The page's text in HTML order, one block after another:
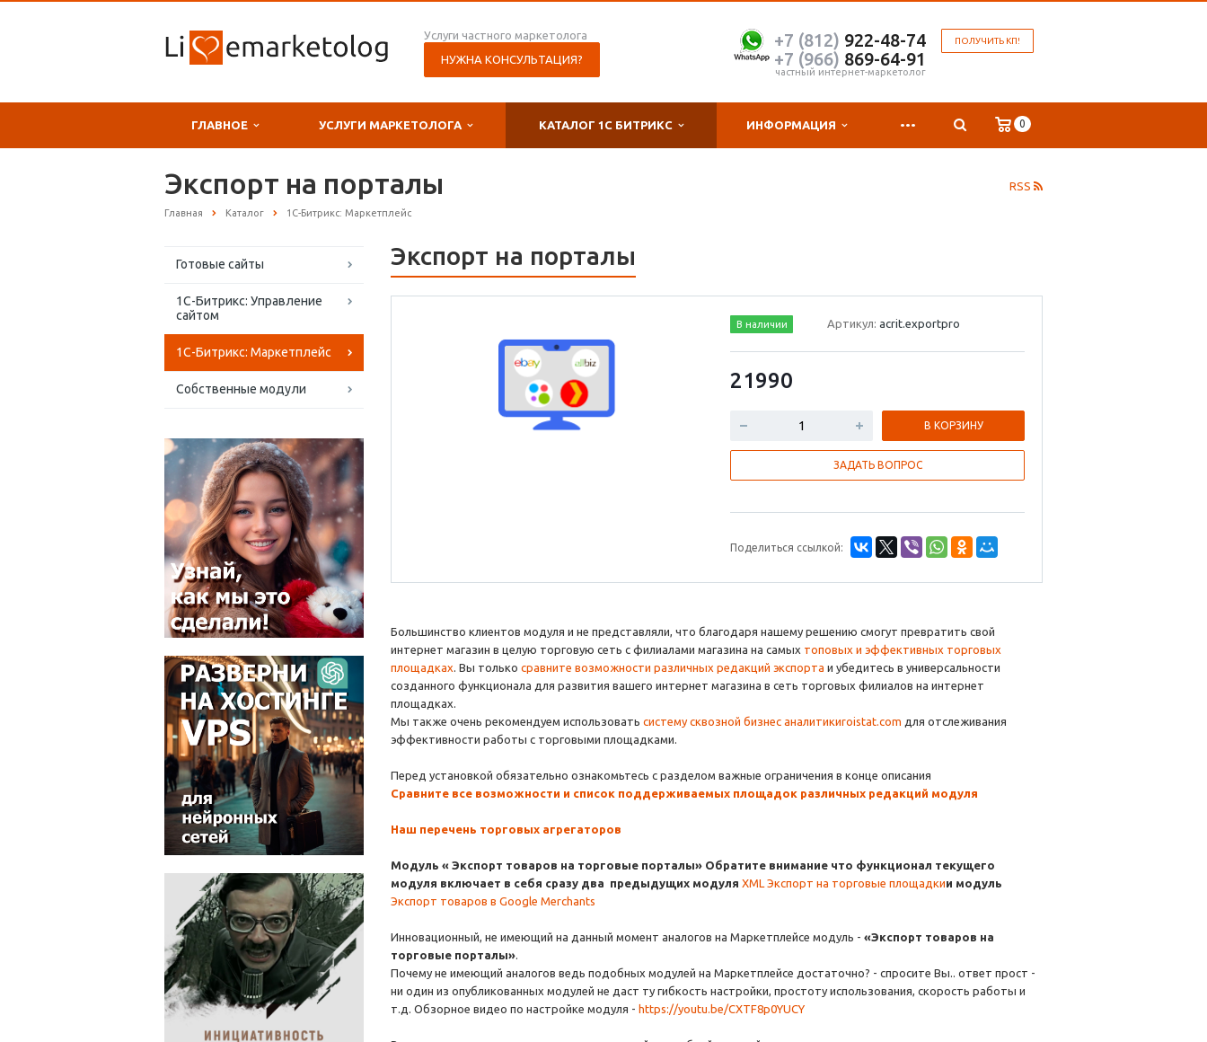
Услуги частного маркетолога
НУЖНА КОНСУЛЬТАЦИЯ?
ПОЛУЧИТЬ КП!
+7 (812) 922-48-74
+7 (966) 869-64-91
частный интернет-маркетолог
ГЛАВНОЕ УСЛУГИ МАРКЕТОЛОГА КАТАЛОГ 1С БИТРИКС ИНФОРМАЦИЯ ... 0
RSS
Экспорт на порталы
Главная Каталог 1С-Битрикс: Маркетплейс
Готовые сайты
1С-Битрикс: Управление
сайтом
1С-Битрикс: Маркетплейс
Собственные модули
Экспорт на порталы
В наличии Артикул:acrit.exportpro
21990
В КОРЗИНУ
ЗАДАТЬ ВОПРОС
Поделиться ссылкой:
Большинство клиентов модуля и не представляли, что благодаря нашему решению смогут превратить свой
интернет магазин в целую торговую сеть с филиалами магазина на самых топовых и эффективных торговых
площадках. Вы только сравните возможности различных редакций экспорта и убедитесь в универсальности
созданного функционала для развития вашего интернет магазина в сеть торговых филиалов на интернет
площадках.
Мы также очень рекомендуем использовать систему сквозной бизнес аналитикиroistat.com для отслеживания
эффективности работы с торговыми площадками.
Перед установкой обязательно ознакомьтесь с разделом важные ограничения в конце описания
Сравните все возможности и список поддерживаемых площадок различных редакций модуля
Наш перечень торговых агрегаторов
Модуль « Экспорт товаров на торговые порталы» Обратите внимание что функционал текущего
модуля включает в себя сразу два предыдущих модуля XML Экспорт на торговые площадкии модуль
Экспорт товаров в Google Merchants
Инновационный, не имеющий на данный момент аналогов на Маркетплейсе модуль - «Экспорт товаров на
торговые порталы».
Почему не имеющий аналогов ведь подобных модулей на Маркетплейсе достаточно? - спросите Вы.. ответ прост -
ни один из опубликованных модулей не даст ту гибкость настройки, простоту использования, скорость работы и
т.д. Обзорное видео по настройке модуля - https://youtu.be/CXTF8p0YUCY